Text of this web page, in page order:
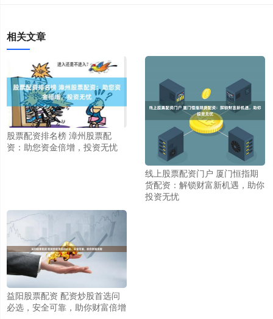
相关文章
股票配资排名榜 漳州股票配
资：助您资金倍增，投资无忧
线上股票配资门户 厦门恒指期
货配资：解锁财富新机遇，助你
投资无忧
益阳股票配资 配资炒股首选问
必选，安全可靠，助你财富倍增